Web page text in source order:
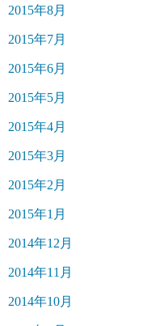
2015年8月
2015年7月
2015年6月
2015年5月
2015年4月
2015年3月
2015年2月
2015年1月
2014年12月
2014年11月
2014年10月